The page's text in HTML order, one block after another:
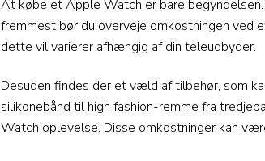
At købe et Apple Watch er bare
fremmest bør du overveje omkostningen ved
dette vil varierer afhængig af din teleudbyder.
Desuden findes der et væld af tilbehør, som
silikonebånd til high fashion-remme fra
Watch oplevelse. Disse omkostninger kan